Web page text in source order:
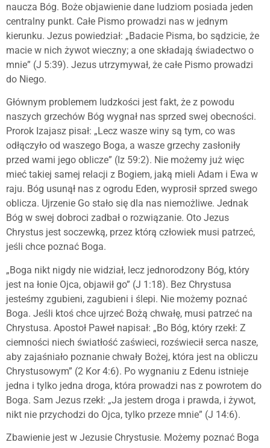
naucza Bóg. Boże objawienie dane ludziom posiada jeden
centralny punkt. Całe Pismo prowadzi nas w jednym
kierunku. Jezus powiedział: „Badacie Pisma, bo sądzicie, że
macie w nich żywot wieczny; a one składają świadectwo o
mnie” (J 5:39). Jezus utrzymywał, że całe Pismo prowadzi
do Niego.
Głównym problemem ludzkości jest fakt, że z powodu
naszych grzechów Bóg wygnał nas sprzed swej obecności.
Prorok Izajasz pisał: „Lecz wasze winy są tym, co was
odłączyło od waszego Boga, a wasze grzechy zasłoniły
przed wami jego oblicze” (Iz 59:2). Nie możemy już więc
mieć takiej samej relacji z Bogiem, jaką mieli Adam i Ewa w
raju. Bóg usunął nas z ogrodu Eden, wyprosił sprzed swego
oblicza. Ujrzenie Go stało się dla nas niemożliwe. Jednak
Bóg w swej dobroci zadbał o rozwiązanie. Oto Jezus
Chrystus jest soczewką, przez którą człowiek musi patrzeć,
jeśli chce poznać Boga.
„Boga nikt nigdy nie widział, lecz jednorodzony Bóg, który
jest na łonie Ojca, objawił go” (J 1:18). Bez Chrystusa
jesteśmy zgubieni, zagubieni i ślepi. Nie możemy poznać
Boga. Jeśli ktoś chce ujrzeć Bożą chwałę, musi patrzeć na
Chrystusa. Apostoł Paweł napisał: „Bo Bóg, który rzekł: Z
ciemności niech światłość zaświeci, rozświecił serca nasze,
aby zajaśniało poznanie chwały Bożej, która jest na obliczu
Chrystusowym” (2 Kor 4:6). Po wygnaniu z Edenu istnieje
jedna i tylko jedna droga, która prowadzi nas z powrotem do
Boga. Sam Jezus rzekł: „Ja jestem droga i prawda, i żywot,
nikt nie przychodzi do Ojca, tylko przeze mnie” (J 14:6).
Zbawienie jest w Jezusie Chrystusie. Możemy poznać Boga